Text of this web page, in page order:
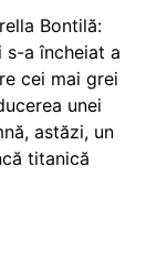
Bontilă:
s-a încheiat a
cei mai grei
unei
astăzi, un
titanică